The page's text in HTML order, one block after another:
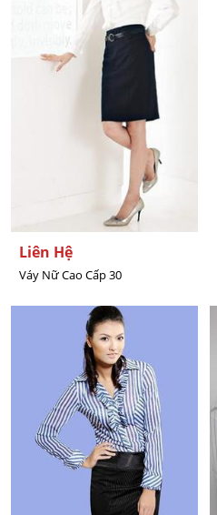
Liên Hệ
Váy Nữ Cao Cấp 30